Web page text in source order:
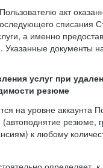
акт
списания
а именно
Указанные документы
услуг при
резюме
на уровне аккаунта
резюме,
к любому